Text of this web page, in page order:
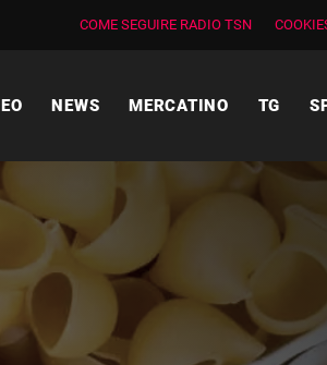
COME SEGUIRE RADIO TSN
NEWS MERCATINO TG